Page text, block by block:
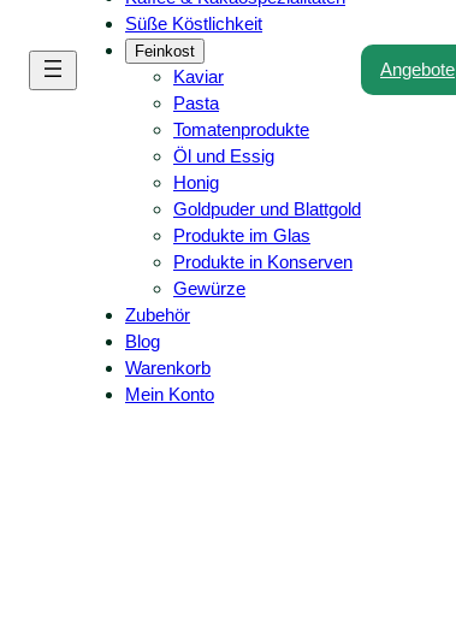
Süße Köstlichkeit
Feinkost
Kaviar
Pasta
Tomatenprodukte
Öl und Essig
Honig
Goldpuder und Blattgold
Produkte im Glas
Produkte in Konserven
Gewürze
Zubehör
Blog
Warenkorb
Mein Konto
Angebote